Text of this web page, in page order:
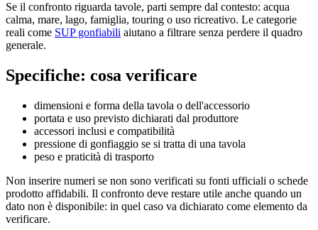
Se il confronto riguarda tavole, parti sempre dal contesto: acqua
calma, mare, lago, famiglia, touring o uso ricreativo. Le categorie
reali come SUP gonfiabili aiutano a filtrare senza perdere il quadro
generale.
Specifiche: cosa verificare
dimensioni e forma della tavola o dell'accessorio
portata e uso previsto dichiarati dal produttore
accessori inclusi e compatibilità
pressione di gonfiaggio se si tratta di una tavola
peso e praticità di trasporto
Non inserire numeri se non sono verificati su fonti ufficiali o schede
prodotto affidabili. Il confronto deve restare utile anche quando un
dato non è disponibile: in quel caso va dichiarato come elemento da
verificare.